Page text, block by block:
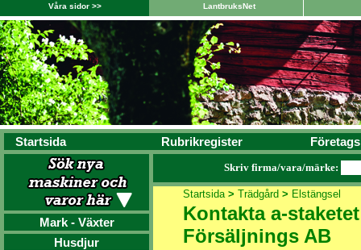
Våra sidor >> LantbruksNet
Startsida Rubrikregister
Mark - Växter
Husdjur
Skriv firma/vara/märke:
Startsida> Trädgård > Elstängsel
Kontakta a-
Försäljnings AB